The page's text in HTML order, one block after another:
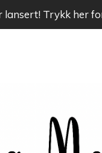
lansert! Trykk her